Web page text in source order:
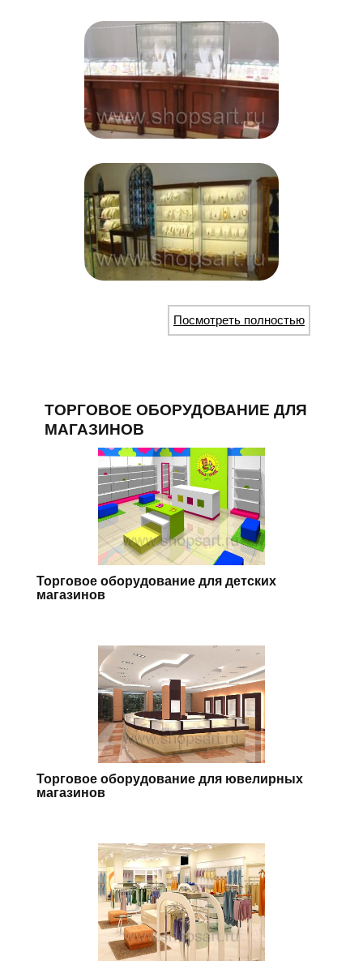
Посмотреть полностью
ТОРГОВОЕ ОБОРУДОВАНИЕ ДЛЯ
МАГАЗИНОВ
Торговое оборудование для детских
магазинов
Торговое оборудование для ювелирных
магазинов